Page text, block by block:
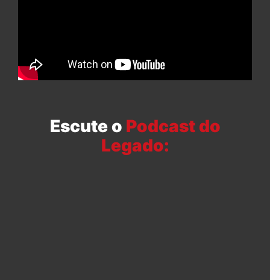
Escute o Podcast do
Legado: